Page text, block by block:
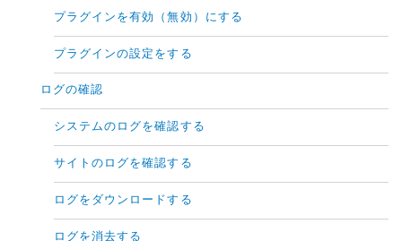
プラグインを有効（無効）にする
プラグインの設定をする
ログの確認
システムのログを確認する
サイトのログを確認する
ログをダウンロードする
ログを消去する